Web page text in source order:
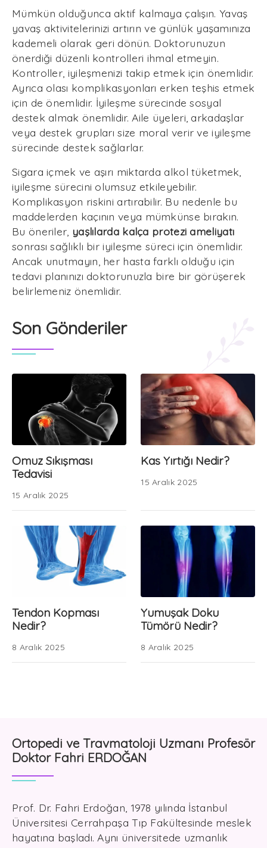
Mümkün olduğunca aktif kalmaya çalışın. Yavaş
yavaş aktivitelerinizi artırın ve günlük yaşamınıza
kademeli olarak geri dönün. Doktorunuzun
önerdiği düzenli kontrolleri ihmal etmeyin.
Kontroller, iyileşmenizi takip etmek için önemlidir.
Ayrıca olası komplikasyonları erken teşhis etmek
için de önemlidir. İyileşme sürecinde sosyal
destek almak önemlidir. Aile üyeleri, arkadaşlar
veya destek grupları size moral verir ve iyileşme
sürecinde destek sağlarlar.
Sigara içmek ve aşırı miktarda alkol tüketmek,
iyileşme sürecini olumsuz etkileyebilir.
Komplikasyon riskini artırabilir. Bu nedenle bu
maddelerden kaçının veya mümkünse bırakın.
Bu öneriler, yaşlılarda kalça protezi ameliyatı
sonrası sağlıklı bir iyileşme süreci için önemlidir.
Ancak unutmayın, her hasta farklı olduğu için
tedavi planınızı doktorunuzla bire bir görüşerek
belirlemeniz önemlidir.
Son Gönderiler
Omuz Sıkışması
Tedavisi
15 Aralık 2025
Kas Yırtığı Nedir?
15 Aralık 2025
Tendon Kopması
Nedir?
8 Aralık 2025
Yumuşak Doku
Tümörü Nedir?
8 Aralık 2025
Ortopedi ve Travmatoloji Uzmanı Profesör
Doktor Fahri ERDOĞAN
Prof. Dr. Fahri Erdoğan, 1978 yılında İstanbul
Üniversitesi Cerrahpaşa Tıp Fakültesinde meslek
hayatına başladı. Aynı üniversitede uzmanlık